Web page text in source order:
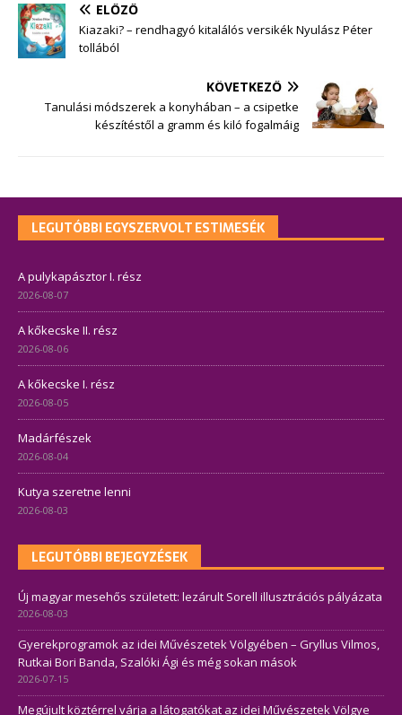
ELŐZŐ
Kiazaki? – rendhagyó kitalálós versikék Nyulász Péter
tollából
KÖVETKEZŐ
Tanulási módszerek a konyhában – a csipetke
készítéstől a gramm és kiló fogalmáig
LEGUTÓBBI EGYSZERVOLT ESTIMESÉK
A pulykapásztor I. rész
2026-08-07
A kőkecske II. rész
2026-08-06
A kőkecske I. rész
2026-08-05
Madárfészek
2026-08-04
Kutya szeretne lenni
2026-08-03
LEGUTÓBBI BEJEGYZÉSEK
Új magyar mesehős született: lezárult Sorell illusztrációs pályázata
2026-08-03
Gyerekprogramok az idei Művészetek Völgyében – Gryllus Vilmos,
Rutkai Bori Banda, Szalóki Ági és még sokan mások
2026-07-15
Megújult köztérrel várja a látogatókat az idei Művészetek Völgye